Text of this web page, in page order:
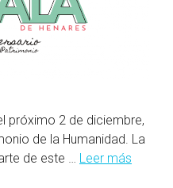
próximo 2 de diciembre,
de la Humanidad. La
de este … Leer más